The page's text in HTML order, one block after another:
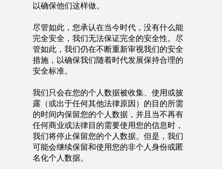
以确保他们这样做。
尽管如此，您承认在当今时代，没有什么能
完全安全，我们无法保证完全的安全性。尽
管如此，我们仍在不断重新审视我们的安全
措施，以确保我们随着时代发展保持合理的
安全标准。
我们只会在您的个人数据被收集、使用或披
露（或出于任何其他法律原因）的目的所需
的时间内保留您的个人数据，并且当不再有
任何商业或法律目的需要使用您的信息时，
我们将停止保留您的个人数据。但是，我们
可能会继续保留和使用您的非个人身份或匿
名化个人数据。